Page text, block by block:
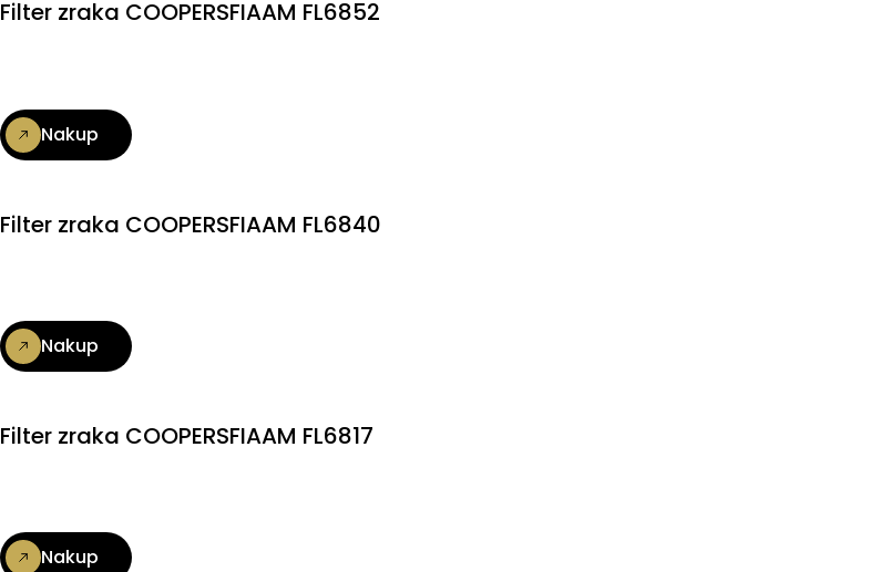
Filter zraka COOPERSFIAAM FL6852
Nakup
Filter zraka COOPERSFIAAM FL6840
Nakup
Filter zraka COOPERSFIAAM FL6817
Nakup